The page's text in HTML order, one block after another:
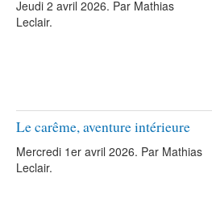
Jeudi 2 avril 2026. Par Mathias
Leclair.
Le carême, aventure intérieure
Mercredi 1er avril 2026. Par Mathias
Leclair.